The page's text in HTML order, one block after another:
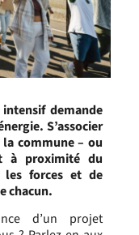
intensif demande
S’associer
la commune – ou
à proximité du
forces et de
chacun.
d’un projet